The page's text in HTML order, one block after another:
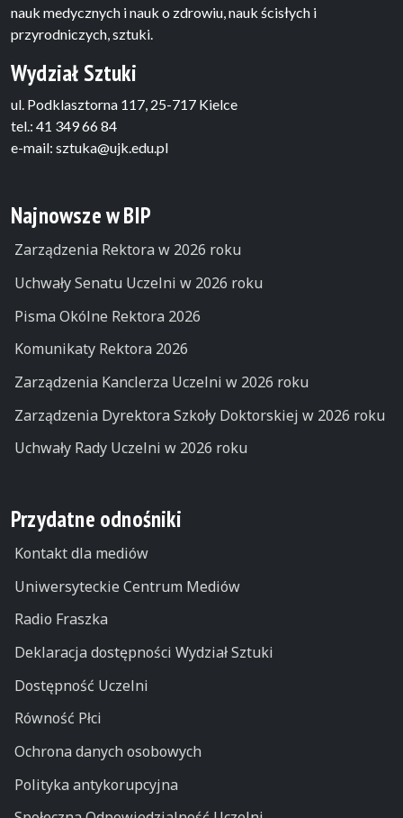
nauk medycznych i nauk o zdrowiu, nauk ścisłych i
przyrodniczych, sztuki.
Wydział Sztuki
ul. Podklasztorna 117, 25-717 Kielce
tel.: 41 349 66 84
e-mail: sztuka@ujk.edu.pl
Najnowsze w BIP
Zarządzenia Rektora w 2026 roku
Uchwały Senatu Uczelni w 2026 roku
Pisma Okólne Rektora 2026
Komunikaty Rektora 2026
Zarządzenia Kanclerza Uczelni w 2026 roku
Zarządzenia Dyrektora Szkoły Doktorskiej w 2026 roku
Uchwały Rady Uczelni w 2026 roku
Przydatne odnośniki
Kontakt dla mediów
Uniwersyteckie Centrum Mediów
Radio Fraszka
Deklaracja dostępności Wydział Sztuki
Dostępność Uczelni
Równość Płci
Ochrona danych osobowych
Polityka antykorupcyjna